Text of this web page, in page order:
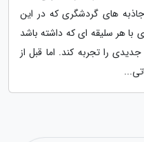
های گردشگری که در این
هر سلیقه ای که داشته باشد
را تجربه کند. اما قبل از